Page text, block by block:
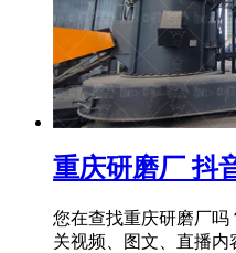
重庆研磨厂 抖
您在查找重庆研磨厂吗
关视频、图文、直播